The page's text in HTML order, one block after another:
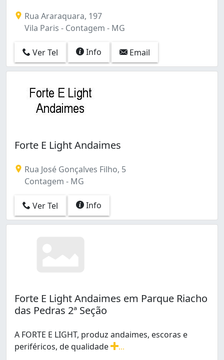
Rua Araraquara, 197
Vila Paris - Contagem - MG
Ver Tel Info Email
Forte E Light Andaimes
Rua José Gonçalves Filho, 5
Contagem - MG
Ver Tel Info
Forte E Light Andaimes em Parque Riacho
das Pedras 2ª Seção
A FORTE E LIGHT, produz andaimes, escoras e
periféricos, de qualidade